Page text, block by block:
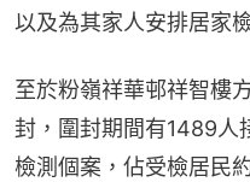
以及為其家人安排居家
至於粉嶺祥華邨祥智樓
封，圍封期間有1489人
檢測個案，佔受檢居民